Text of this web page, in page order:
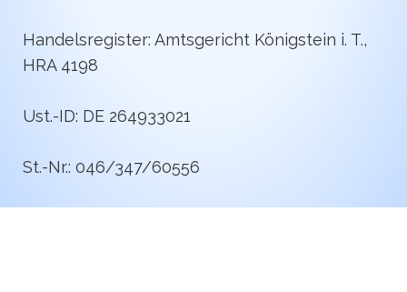
Handelsregister: Amtsgericht Königstein i. T.,
HRA 4198
Ust.-ID: DE 264933021
St.-Nr.: 046/347/60556